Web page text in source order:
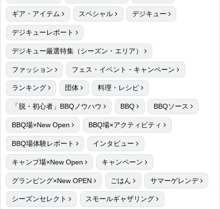
ギア・アイテム スペシャル デジキュー
デジキューレポート
デジキュー厳選特集（シーズン・エリア）
ファッション フェス・イベント・キャンペーン
ランキング 団体 料理・レシピ
「脱・初心者」BBQノウハウ BBQ BBQソース
BBQ場×New Open BBQ場×アクティビティ
BBQ場体験レポート インタビュー
キャンプ場×New Open キャンペーン
グランピング×New OPEN ごはん サマーゲレンデ
シーズンセレクト スモールギャザリング